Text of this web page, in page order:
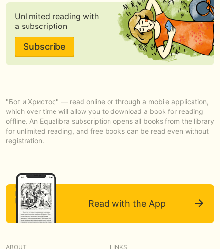
Unlimited reading with
a subscription
Subscribe
"Бог и Христос" — read online or through a mobile application,
which over time will allow you to download a book for reading
offline. An Equalibra subscription opens all books from the library
for unlimited reading, and free books can be read even without
registration.
Read with the App
ABOUT LINKS